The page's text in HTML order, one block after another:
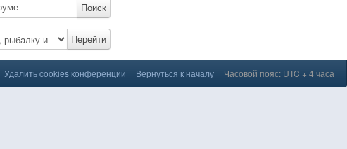
Поиск
Перейти
Удалить cookies конференции Вернуться к началу Часовой пояс: UTC + 4 часа